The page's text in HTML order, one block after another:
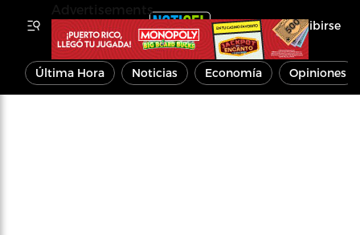
Inscribirse
Última Hora Noticias Economía Opiniones
Advertisements